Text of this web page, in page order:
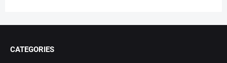
CATEGORIES